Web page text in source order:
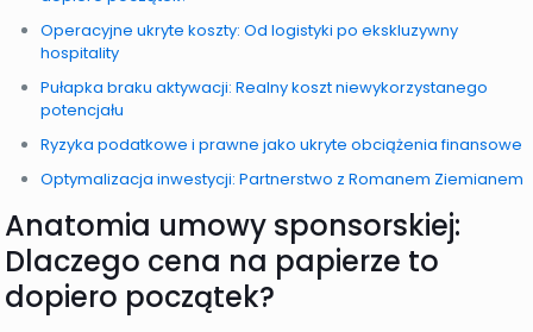
Operacyjne ukryte koszty: Od logistyki po ekskluzywny
hospitality
Pułapka braku aktywacji: Realny koszt niewykorzystanego
potencjału
Ryzyka podatkowe i prawne jako ukryte obciążenia finansowe
Optymalizacja inwestycji: Partnerstwo z Romanem Ziemianem
Anatomia umowy sponsorskiej:
Dlaczego cena na papierze to
dopiero początek?